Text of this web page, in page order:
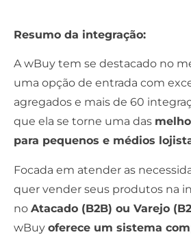
Resumo da integração:
A wBuy tem se destacado no
uma opção de entrada com
agregados e mais de 60
que ela se torne uma das
para pequenos e médios
Focada em atender as
quer vender seus produtos na
no Atacado (B2B) ou Varejo
wBuy oferece um sistema